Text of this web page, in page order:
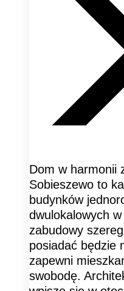
Dom w harmonii
Sobieszewo to
budynków
dwulokalowych
zabudowy
posiadać będzie
zapewni
swobodę.